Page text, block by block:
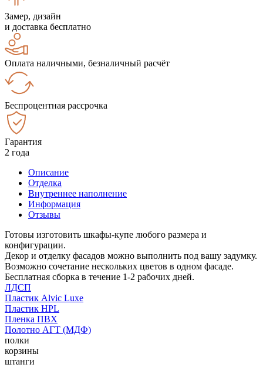
Замер, дизайн
и доставка бесплатно
Оплата наличными, безналичный расчёт
Беспроцентная рассрочка
Гарантия
2 года
Описание
Отделка
Внутреннее наполнение
Информация
Отзывы
Готовы изготовить шкафы-купе любого размера и
конфигурации.
Декор и отделку фасадов можно выполнить под вашу задумку.
Возможно сочетание нескольких цветов в одном фасаде.
Бесплатная сборка в течение 1-2 рабочих дней.
ЛДСП
Пластик Alvic Luxe
Пластик HPL
Пленка ПВХ
Полотно АГТ (МДФ)
полки
корзины
штанги